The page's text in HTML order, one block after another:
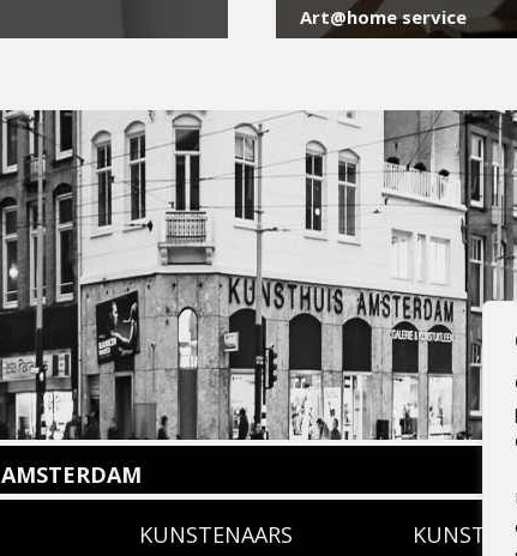
Art@home service
AMSTERDAM
1075 VX AmsterdamKUNSTENAARS